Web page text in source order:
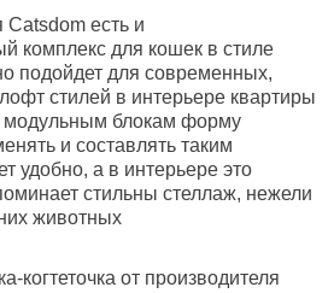
есть и
комплекс для кошек в стиле
подойдет для современных,
стилей в интерьере квартиры
модульным блокам форму
и составлять таким
удобно, а в интерьере это
стильны стеллаж, нежели
животных
когтеточка от производителя